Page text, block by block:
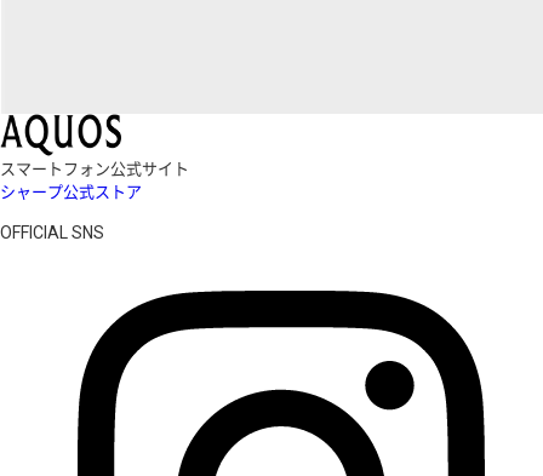
スマートフォン公式サイト
シャープ公式ストア
OFFICIAL SNS